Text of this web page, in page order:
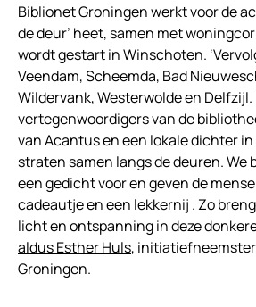
Biblionet Groningen werkt voor de
de deur’ heet, samen met
wordt gestart in Winschoten.
Veendam, Scheemda, Bad
Wildervank, Westerwolde en
vertegenwoordigers van de
van Acantus en een lokale dichter
straten samen langs de deuren. We
een gedicht voor en geven de
cadeautje en een lekkernij . Zo
licht en ontspanning in deze
aldus Esther Huls,
Groningen.